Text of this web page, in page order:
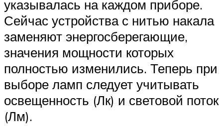
указывалась на каждом приборе.
Сейчас устройства с нитью накала
заменяют энергосберегающие,
значения мощности которых
полностью изменились. Теперь при
выборе ламп следует учитывать
освещенность (Лк) и световой поток
(Лм).